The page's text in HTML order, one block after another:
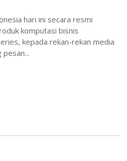
hari ini secara resmi
komputasi bisnis
kepada rekan-rekan media